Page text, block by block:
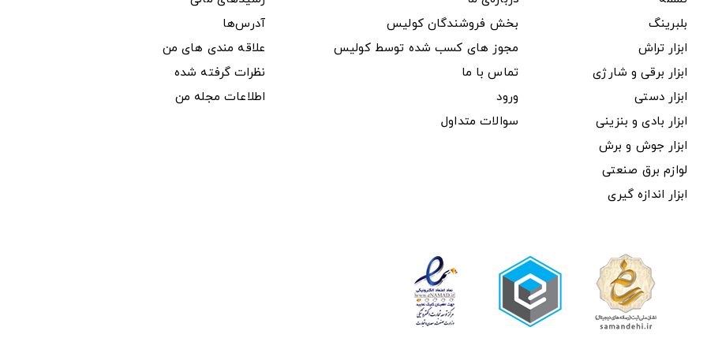
بلبرینگ
ابزار تراش
ابزار برقی و شارژی
ابزار دستی
ابزار بادی و بنزینی
ابزار جوش و برش
لوازم برق صنعتی
ابزار اندازه گیری
بخش فروشندگان کولیس
مجوز های کسب شده توسط کولیس
تماس با ما
ورود
سوالات متداول
آدرس‌ها
علاقه مندی های من
نظرات گرفته شده
اطلاعات مجله من